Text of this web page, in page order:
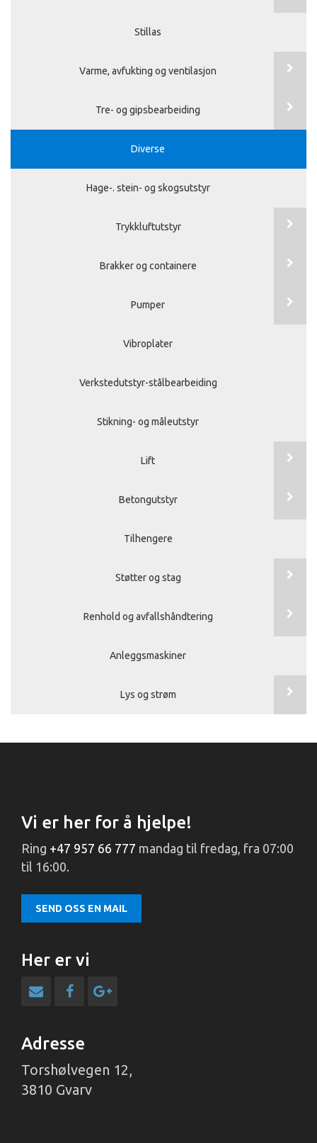
Stillas
Varme, avfukting og ventilasjon
Tre- og gipsbearbeiding
Diverse
Hage-. stein- og skogsutstyr
Trykkluftutstyr
Brakker og containere
Pumper
Vibroplater
Verkstedutstyr-stålbearbeiding
Stikning- og måleutstyr
Lift
Betongutstyr
Tilhengere
Støtter og stag
Renhold og avfallshåndtering
Anleggsmaskiner
Lys og strøm
Vi er her for å hjelpe!
Ring +47 957 66 777 mandag til fredag, fra 07:00
til 16:00.
SEND OSS EN MAIL
Her er vi
Adresse
Torshølvegen 12,
3810 Gvarv